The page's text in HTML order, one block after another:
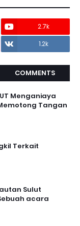
2.7k
1.2k
COMMENTS
Menganiaya
Tangan
Terkait
Sulut
acara